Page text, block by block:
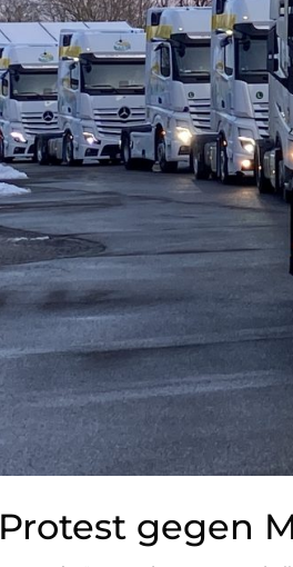
Protest gegen